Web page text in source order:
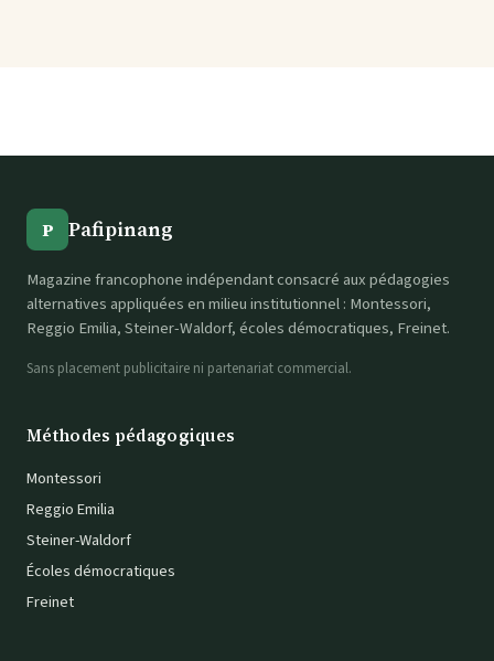
P Pafipinang
Magazine francophone indépendant consacré aux pédagogies
alternatives appliquées en milieu institutionnel : Montessori,
Reggio Emilia, Steiner-Waldorf, écoles démocratiques, Freinet.
Sans placement publicitaire ni partenariat commercial.
Méthodes pédagogiques
Montessori
Reggio Emilia
Steiner-Waldorf
Écoles démocratiques
Freinet